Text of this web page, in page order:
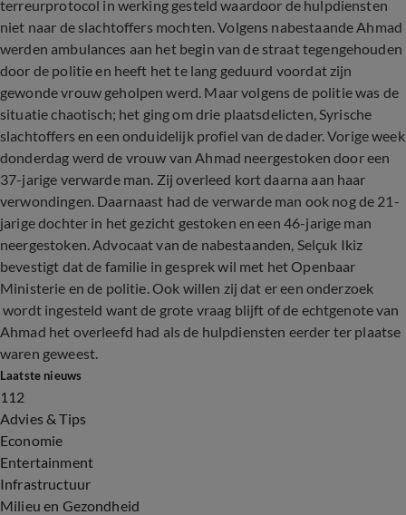
terreurprotocol in werking gesteld waardoor de hulpdiensten
niet naar de slachtoffers mochten. Volgens nabestaande Ahmad
werden ambulances aan het begin van de straat tegengehouden
door de politie en heeft het te lang geduurd voordat zijn
gewonde vrouw geholpen werd. Maar volgens de politie was de
situatie chaotisch; het ging om drie plaatsdelicten, Syrische
slachtoffers en een onduidelijk profiel van de dader. Vorige week
donderdag werd de vrouw van Ahmad neergestoken door een
37-jarige verwarde man. Zij overleed kort daarna aan haar
verwondingen. Daarnaast had de verwarde man ook nog de 21-
jarige dochter in het gezicht gestoken en een 46-jarige man
neergestoken. Advocaat van de nabestaanden, Selçuk Ikiz
bevestigt dat de familie in gesprek wil met het Openbaar
Ministerie en de politie. Ook willen zij dat er een onderzoek
wordt ingesteld want de grote vraag blijft of de echtgenote van
Ahmad het overleefd had als de hulpdiensten eerder ter plaatse
waren geweest.
Laatste nieuws
112
Advies & Tips
Economie
Entertainment
Infrastructuur
Milieu en Gezondheid